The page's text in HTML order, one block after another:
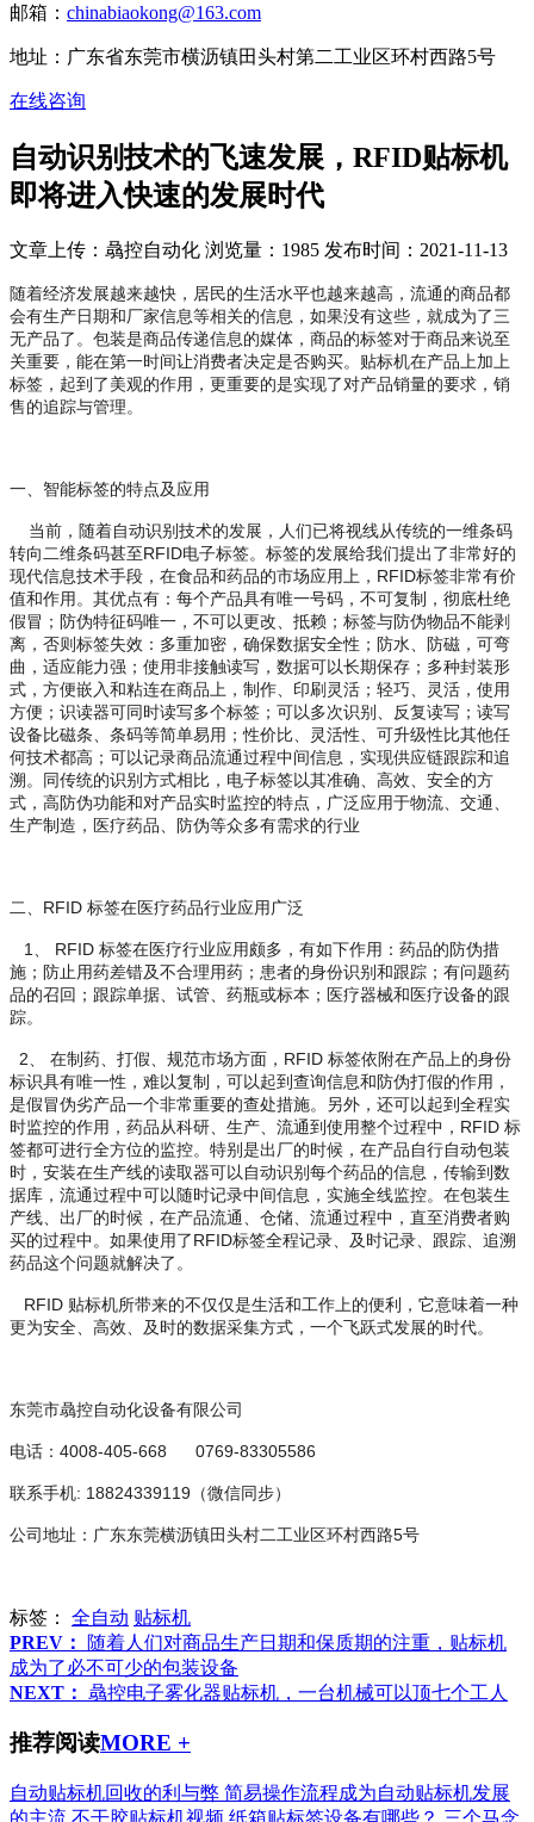
邮箱： chinabiaokong@163.com
地址：广东省东莞市横沥镇田头村第二工业区环村西路5号
在线咨询
自动识别技术的飞速发展，RFID贴标机
即将进入快速的发展时代
文章上传：骉控自动化 浏览量：1985 发布时间：2021-11-13
随着经济发展越来越快，居民的生活水平也越来越高，流通的商品都
会有生产日期和厂家信息等相关的信息，如果没有这些，就成为了三
无产品了。包装是商品传递信息的媒体，商品的标签对于商品来说至
关重要，能在第一时间让消费者决定是否购买。贴标机在产品上加上
标签，起到了美观的作用，更重要的是实现了对产品销量的要求，销
售的追踪与管理。
一、智能标签的特点及应用
当前，随着自动识别技术的发展，人们已将视线从传统的一维条码
转向二维条码甚至RFID电子标签。标签的发展给我们提出了非常好的
现代信息技术手段，在食品和药品的市场应用上， RFID标签非常有价
值和作用。其优点有：每个产品具有唯一号码，不可复制，彻底杜绝
假冒；防伪特征码唯一，不可以更改、抵赖；标签与防伪物品不能剥
离，否则标签失效：多重加密，确保数据安全性；防水、防磁，可弯
曲，适应能力强；使用非接触读写，数据可以长期保存；多种封装形
式，方便嵌入和粘连在商品上，制作、印刷灵活；轻巧、灵活，使用
方便；识读器可同时读写多个标签；可以多次识别、反复读写；读写
设备比磁条、条码等简单易用；性价比、灵活性、可升级性比其他任
何技术都高；可以记录商品流通过程中间信息，实现供应链跟踪和追
溯。同传统的识别方式相比，电子标签以其准确、高效、安全的方
式，高防伪功能和对产品实时监控的特点，广泛应用于物流、交通、
生产制造，医疗药品、防伪等众多有需求的行业
二、 RFID 标签在医疗药品行业应用广泛
1 RFID 标签在医疗行业应用颇多，有如下作用：药品的防伪措
施；防止用药差错及不合理用药；患者的身份识别和跟踪；有问题药
品的召回；跟踪单据、试管、药瓶或标本；医疗器械和医疗设备的跟
踪。
2 在制药、打假、规范市场方面， RFID 标签依附在产品上的身份
标识具有唯一性，难以复制，可以起到查询信息和防伪打假的作用，
是假冒伪劣产品一个非常重要的查处措施。另外，还可以起到全程实
时监控的作用，药品从科研、生产、流通到使用整个过程中， RFID 标
签都可进行全方位的监控。特别是出厂的时候，在产品自行自动包装
时，安装在生产线的读取器可以自动识别每个药品的信息，传输到数
据库，流通过程中可以随时记录中间信息，实施全线监控。在包装生
产线、出厂的时候，在产品流通、仓储、流通过程中，直至消费者购
买的过程中。如果使用了 RFID标签全程记录、及时记录、跟踪、追溯
药品这个问题就解决了。
RFID 贴标机所带来的不仅仅是生活和工作上的便利，它意味着一种
更为安全、高效、及时的数据采集方式，一个飞跃式发展的时代。
东莞市骉控自动化设备有限公司
电话： 4008-405-668 0769-83305586
联系手机: 18824339119 （微信同步）
公司地址：广东东莞横沥镇田头村二工业区环村西路5号
标签： 全自动 贴标机
PREV：
随着人们对商品生产日期和保质期的注重，贴标机
成为了必不可少的包装设备
NEXT： 骉控电子雾化器贴标机，一台机械可以顶七个工人
推荐阅读MORE +
自动贴标机回收的利与弊 简易操作流程成为自动贴标机发展
的主流 不干胶贴标机视频 纸箱贴标签设备有哪些？ 三个马念